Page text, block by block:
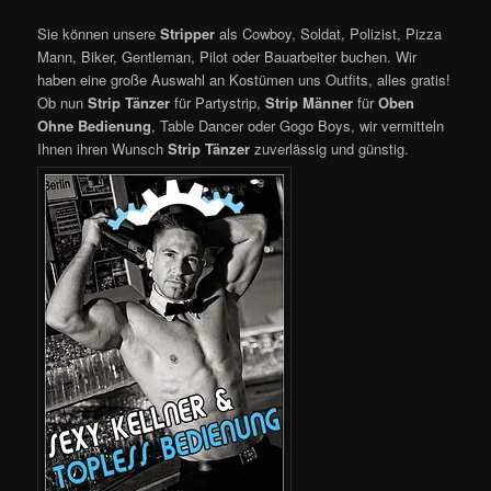
Sie können unsereStripper als Cowboy, Soldat, Polizist, Pizza
Mann, Biker, Gentleman, Pilot oder Bauarbeiter buchen. Wir
haben eine große Auswahl an Kostümen uns Outfits, alles gratis!
Ob nunStrip Tänzer für Partystrip,Strip MännerfürOben
Ohne Bedienung, Table Dancer oder Gogo Boys, wir vermitteln
Ihnen ihren WunschStrip Tänzer zuverlässig und günstig.